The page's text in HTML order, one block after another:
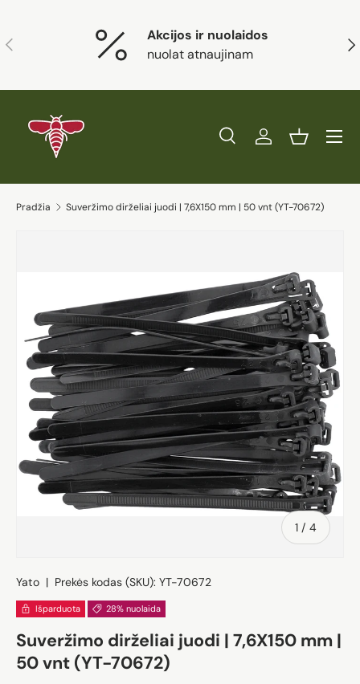
Ankstesnis
Akcijos ir nuolaidos
nuolat atnaujinam
Ieškoti
Prekės tipas
PaieškaPrisijungtiKrepšelis
Pradžia Suveržimo dirželiai juodi | 7,6X150 mm | 50 vnt (YT-70672)
1 / iš
4
Yato | Prekės kodas (SKU): YT-70672
Išparduota 28% nuolaida
Suveržimo dirželiai juodi | 7,6X150 mm |
50 vnt (YT-70672)